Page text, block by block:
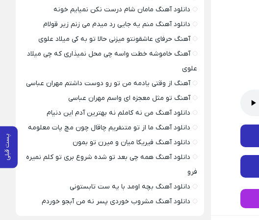
پست قبلی
دانلود آهنگ مامان شام درست نکن نمیایم خونه
دانلود آهنگ منم یه جایی رد میدم می زنم زیر قولام
آهنگ حرفای عاشقونتو میزنی حالا تو به کی میلاد علوی
آهنگ خاموشه خطت واسه چی محل نمیذاری که چی میلاد
علوی
آهنگ از وقتی یادمه من تو رو دوست داشتم مهران عباسی
آهنگ تو مثل معجزه ای واسم مهران عباسی
دانلود آهنگ من نه کاملم نه بهترین آدم این دنیام
دانلود آهنگ ما از تو متنفریم چاقال چون مچ پات معلومه
دانلود آهنگ فیریکا میان و میرن تو بمون
دانلود آهنگ همه چی بعد تو شده شروع بری تو کلم نمیره
فرو
دانلود آهنگ بچه اومد با یه ست تابستونی
دانلود آهنگ مشروب خوردی پسر نه من آبجو خوردم